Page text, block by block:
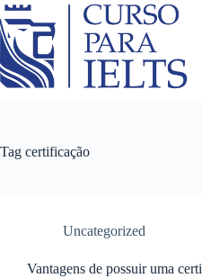
Tag certificação
Uncategorized
Vantagens de possuir uma